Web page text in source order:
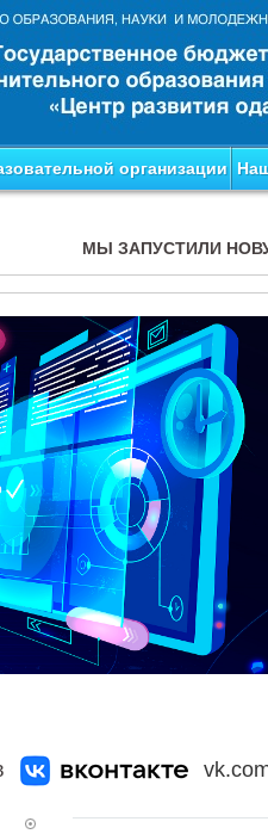
организации
МЫ ЗАПУСТИЛИ